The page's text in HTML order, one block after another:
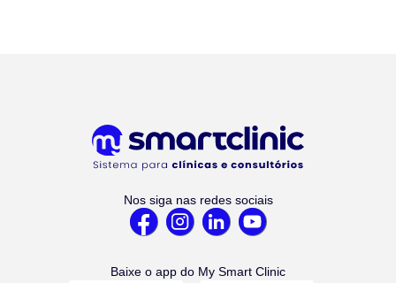
Nos siga nas redes sociais
Baixe o app do My Smart Clinic